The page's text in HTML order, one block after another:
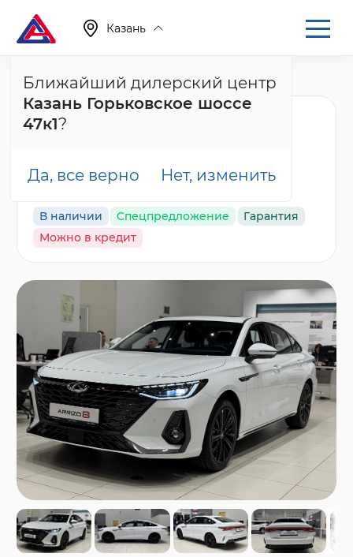
Казань
Ближайший дилерский центр
Казань Горьковское шоссе
47к1?
Да, все верно Нет, изменить
Главная Каталог Новые автомобили Arrizo 8
Chery Arrizo 8 Ультра
белый
В наличии Спецпредложение
Гарантия
Можно в кредит